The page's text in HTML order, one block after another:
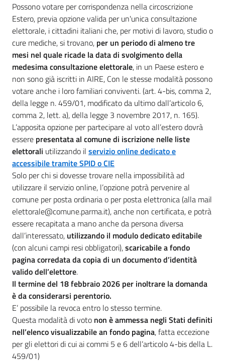
Possono votare per corrispondenza nella circoscrizione
Estero, previa opzione valida per un'unica consultazione
elettorale, i cittadini italiani che, per motivi di lavoro, studio o
cure mediche, si trovano, per un periodo di almeno tre
mesi nel quale ricade la data di svolgimento della
medesima consultazione elettorale, in un Paese estero e
non sono già iscritti in AIRE, Con le stesse modalità possono
votare anche i loro familiari conviventi. (art. 4-bis, comma 2,
della legge n. 459/01, modificato da ultimo dall’articolo 6,
comma 2, lett. a), della legge 3 novembre 2017, n. 165).
L’apposita opzione per partecipare al voto all’estero dovrà
essere presentata al comune di iscrizione nelle liste
elettorali utilizzando il servizio online dedicato e
accessibile tramite SPID o CIE
Solo per chi si dovesse trovare nella impossibilità ad
utilizzare il servizio online, l’opzione potrà pervenire al
comune per posta ordinaria o per posta elettronica (alla mail
elettorale@comune.parma.it), anche non certificata, e potrà
essere recapitata a mano anche da persona diversa
dall’interessato, utilizzando il modulo dedicato editabile
(con alcuni campi resi obbligatori),scaricabile a fondo
pagina corredata da copia di un documento d’identità
valido dell’elettore.
Il termine del 18 febbraio 2026 per inoltrare la domanda
è da considerarsi perentorio.
E’ possibile la revoca entro lo stesso termine.
Questa modalità di voto non è ammessa negli Stati definiti
nell’elenco visualizzabile an fondo pagina, fatta eccezione
per gli elettori di cui ai commi 5 e 6 dell’articolo 4-bis della L.
459/01)